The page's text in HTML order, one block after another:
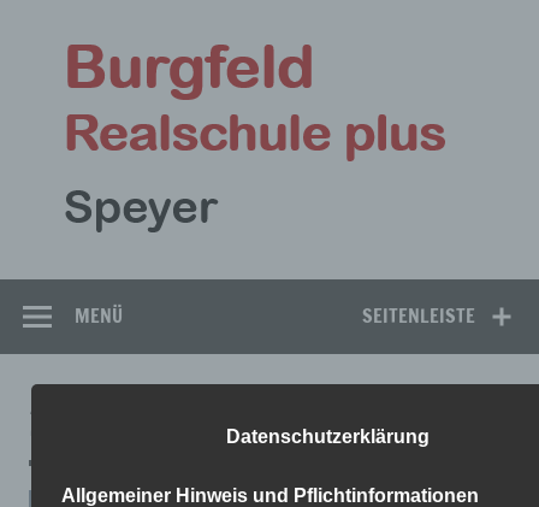
springen
SEITENLEISTE
MENÜ
2 Datenschutzerklärung
Allgemeiner Hinweis und Pflichtinformationen